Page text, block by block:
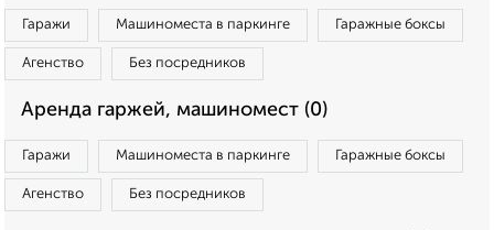
Гаражи Машиноместа в паркинге Гаражные боксы
Агенство Без посредников
Аренда гаржей, машиномест (0)
Гаражи Машиноместа в паркинге Гаражные боксы
Агенство Без посредников